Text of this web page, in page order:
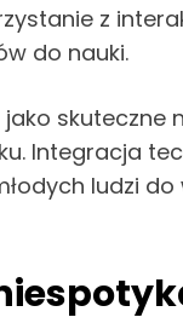
z
do nauki.
jako skuteczne
Integracja
ludzi